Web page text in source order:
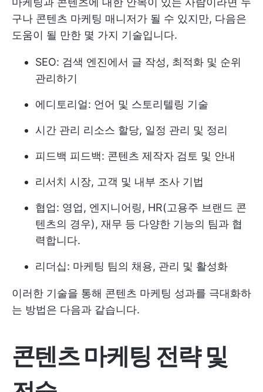
구나 콘텐츠 마케팅 매니저가 될 수 있지만, 다음은
도움이 될 만한 몇 가지 기술입니다.
SEO: 검색 엔진에서 글 작성, 최적화 및 순위
관리하기
에디토리얼: 언어 및 스토리텔링 기술
시간 관리 리소스 할당, 일정 관리 및 정리
피드백 피드백: 콘텐츠 제작자 검토 및 안내
리서치 시장, 고객 및 내부 조사 기법
협업: 영업, 엔지니어링, HR(고용주 브랜드 콘
텐츠의 경우), 재무 등 다양한 기능의 팀과 협
력합니다.
리더십: 마케팅 팀의 채용, 관리 및 활성화
이러한 기술을 통해 콘텐츠 마케팅 성과를 극대화하
는 방법은 다음과 같습니다.
콘텐츠 마케팅 전략 및